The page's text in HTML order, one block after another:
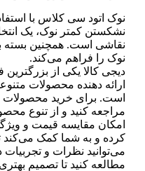
نوک اتود سی کلاس با
نشکستن کمتر نوک، یک
نقاشی است. همچنین بسته
نوک را فراهم می‌کند.
دیجی کالا یکی از
ارائه دهنده محصولات
است. برای خرید محصولات
مراجعه کنید و از تنوع
امکان مقایسه قیمت و
کرده و به شما کمک می‌کند
می‌توانید نظرات و
مطالعه کنید تا تصمیم